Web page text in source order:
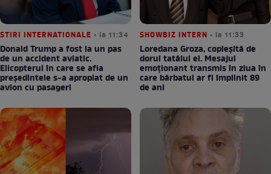
STIRI INTERNATIONALE • la 11:34
Donald Trump a fost la un pas
de un accident aviatic.
Elicopterul în care se afla
președintele s-a apropiat de un
avion cu pasageri
SHOWBIZ INTERN • la 11:33
Loredana Groza, copleșită de
dorul tatălui ei. Mesajul
emoționant transmis în ziua în
care bărbatul ar fi împlinit 89
de ani